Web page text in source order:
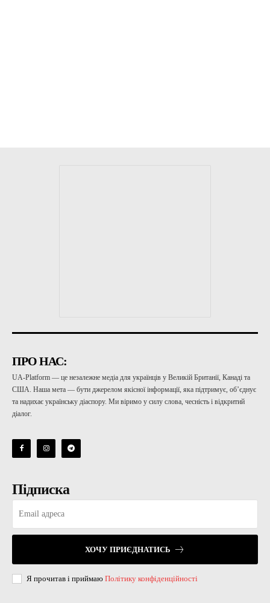
ПРО НАС:
UA-Platform — це незалежне медіа для українців у Великій Британії, Канаді та
США. Наша мета — бути джерелом якісної інформації, яка підтримує, об’єднує
та надихає українську діаспору. Ми віримо у силу слова, чесність і відкритий
діалог.
Підписка
ХОЧУ ПРИЄДНАТИСЬ
Я прочитав і приймаю Політику конфіденційності